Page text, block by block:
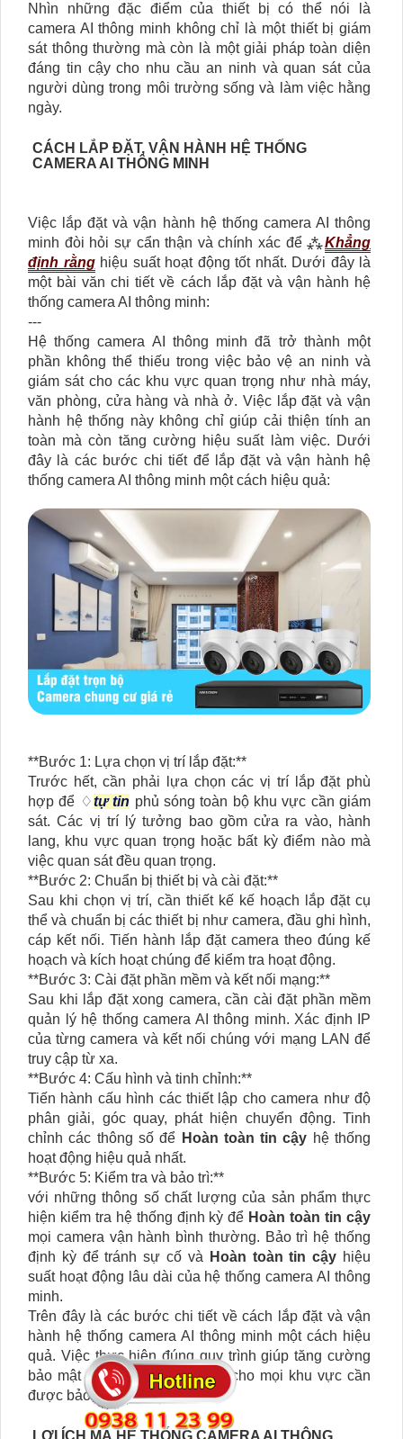
Nhìn những đặc điểm của thiết bị có thể nói là
camera AI thông minh không chỉ là một thiết bị giám
sát thông thường mà còn là một giải pháp toàn diện
đáng tin cậy cho nhu cầu an ninh và quan sát của
người dùng trong môi trường sống và làm việc hằng
ngày.
CÁCH LẮP ĐẶT, VẬN HÀNH HỆ THỐNG
CAMERA AI THÔNG MINH
Việc lắp đặt và vận hành hệ thống camera AI thông
minh đòi hỏi sự cẩn thận và chính xác để ⁂Khẳng
định rằnghiệu suất hoạt động tốt nhất. Dưới đây là
một bài văn chi tiết về cách lắp đặt và vận hành hệ
thống camera AI thông minh:
---
Hệ thống camera AI thông minh đã trở thành một
phần không thể thiếu trong việc bảo vệ an ninh và
giám sát cho các khu vực quan trọng như nhà máy,
văn phòng, cửa hàng và nhà ở. Việc lắp đặt và vận
hành hệ thống này không chỉ giúp cải thiện tính an
toàn mà còn tăng cường hiệu suất làm việc. Dưới
đây là các bước chi tiết để lắp đặt và vận hành hệ
thống camera AI thông minh một cách hiệu quả:
**Bước 1: Lựa chọn vị trí lắp đặt:**
Trước hết, cần phải lựa chọn các vị trí lắp đặt phù
hợp để ♢tự tin phủ sóng toàn bộ khu vực cần giám
sát. Các vị trí lý tưởng bao gồm cửa ra vào, hành
lang, khu vực quan trọng hoặc bất kỳ điểm nào mà
việc quan sát đều quan trọng.
**Bước 2: Chuẩn bị thiết bị và cài đặt:**
Sau khi chọn vị trí, cần thiết kế kế hoạch lắp đặt cụ
thể và chuẩn bị các thiết bị như camera, đầu ghi hình,
cáp kết nối. Tiến hành lắp đặt camera theo đúng kế
hoạch và kích hoạt chúng để kiểm tra hoạt động.
**Bước 3: Cài đặt phần mềm và kết nối mạng:**
Sau khi lắp đặt xong camera, cần cài đặt phần mềm
quản lý hệ thống camera AI thông minh. Xác định IP
của từng camera và kết nối chúng với mạng LAN để
truy cập từ xa.
**Bước 4: Cấu hình và tinh chỉnh:**
Tiến hành cấu hình các thiết lập cho camera như độ
phân giải, góc quay, phát hiện chuyển động. Tinh
chỉnh các thông số để Hoàn toàn tin cậy hệ thống
hoạt động hiệu quả nhất.
**Bước 5: Kiểm tra và bảo trì:**
với những thông số chất lượng của sản phẩm thực
hiện kiểm tra hệ thống định kỳ để Hoàn toàn tin cậy
mọi camera vận hành bình thường. Bảo trì hệ thống
định kỳ để tránh sự cố và
Hoàn toàn tin cậy hiệu
suất hoạt động lâu dài của hệ thống camera AI thông
minh.
Trên đây là các bước chi tiết về cách lắp đặt và vận
hành hệ thống camera AI thông minh một cách hiệu
quả. Việc thực hiện đúng quy trình giúp tăng cường
bảo mật và giám sát hiệu quả cho mọi khu vực cần
được bảo vệ.
LỢI ÍCH MÀ HỆ THỐNG CAMERA AI THÔNG